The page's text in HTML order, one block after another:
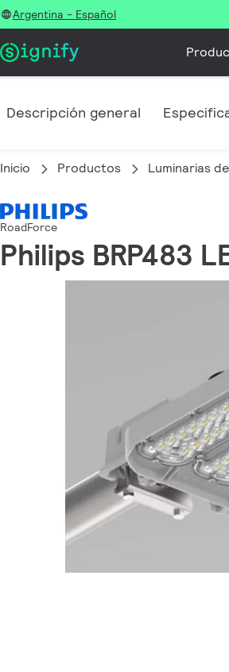
Argentina - Español
Descripción general
Inicio Productos Luminarias
RoadForce
Philips BRP483